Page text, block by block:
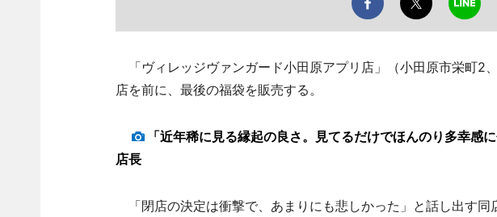
「ヴィレッジヴァンガード小田原アプリ店」（小田原市栄町2
店を前に、最後の福袋を販売する。
「近年稀に見る縁起の良さ。見てるだけでほんのり多幸感
店長
「閉店の決定は衝撃で、あまりにも悲しかった」と話し出す同